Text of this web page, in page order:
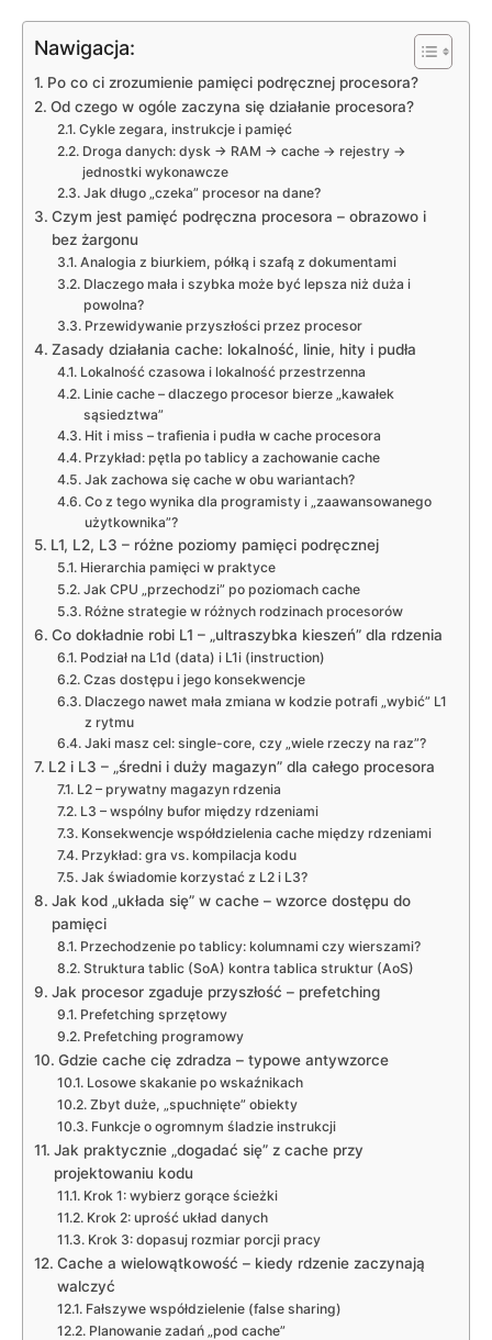
Nawigacja:
Po co ci zrozumienie pamięci podręcznej procesora?
Od czego w ogóle zaczyna się działanie procesora?
Cykle zegara, instrukcje i pamięć
Droga danych: dysk → RAM → cache → rejestry →
jednostki wykonawcze
Jak długo „czeka” procesor na dane?
Czym jest pamięć podręczna procesora – obrazowo i
bez żargonu
Analogia z biurkiem, półką i szafą z dokumentami
Dlaczego mała i szybka może być lepsza niż duża i
powolna?
Przewidywanie przyszłości przez procesor
Zasady działania cache: lokalność, linie, hity i pudła
Lokalność czasowa i lokalność przestrzenna
Linie cache – dlaczego procesor bierze „kawałek
sąsiedztwa”
Hit i miss – trafienia i pudła w cache procesora
Przykład: pętla po tablicy a zachowanie cache
Jak zachowa się cache w obu wariantach?
Co z tego wynika dla programisty i „zaawansowanego
użytkownika”?
L1, L2, L3 – różne poziomy pamięci podręcznej
Hierarchia pamięci w praktyce
Jak CPU „przechodzi” po poziomach cache
Różne strategie w różnych rodzinach procesorów
Co dokładnie robi L1 – „ultraszybka kieszeń” dla rdzenia
Podział na L1d (data) i L1i (instruction)
Czas dostępu i jego konsekwencje
Dlaczego nawet mała zmiana w kodzie potrafi „wybić” L1
z rytmu
Jaki masz cel: single-core, czy „wiele rzeczy na raz”?
L2 i L3 – „średni i duży magazyn” dla całego procesora
L2 – prywatny magazyn rdzenia
L3 – wspólny bufor między rdzeniami
Konsekwencje współdzielenia cache między rdzeniami
Przykład: gra vs. kompilacja kodu
Jak świadomie korzystać z L2 i L3?
Jak kod „układa się” w cache – wzorce dostępu do
pamięci
Przechodzenie po tablicy: kolumnami czy wierszami?
Struktura tablic (SoA) kontra tablica struktur (AoS)
Jak procesor zgaduje przyszłość – prefetching
Prefetching sprzętowy
Prefetching programowy
Gdzie cache cię zdradza – typowe antywzorce
Losowe skakanie po wskaźnikach
Zbyt duże, „spuchnięte” obiekty
Funkcje o ogromnym śladzie instrukcji
Jak praktycznie „dogadać się” z cache przy
projektowaniu kodu
Krok 1: wybierz gorące ścieżki
Krok 2: uprość układ danych
Krok 3: dopasuj rozmiar porcji pracy
Cache a wielowątkowość – kiedy rdzenie zaczynają
walczyć
Fałszywe współdzielenie (false sharing)
Planowanie zadań „pod cache”